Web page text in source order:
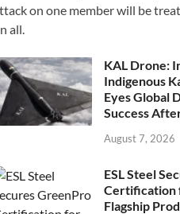
on one member will be
all.
KAL Drone:
Indigenous
Eyes Global
Success
August 7, 2026
ESL Steel
Certification
Flagship